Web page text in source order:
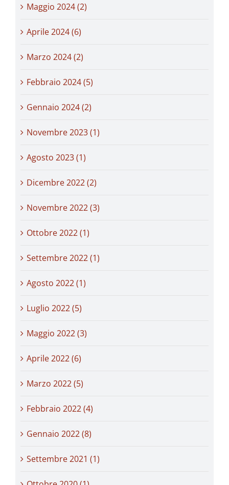
Maggio 2024 (2)
Aprile 2024 (6)
Marzo 2024 (2)
Febbraio 2024 (5)
Gennaio 2024 (2)
Novembre 2023 (1)
Agosto 2023 (1)
Dicembre 2022 (2)
Novembre 2022 (3)
Ottobre 2022 (1)
Settembre 2022 (1)
Agosto 2022 (1)
Luglio 2022 (5)
Maggio 2022 (3)
Aprile 2022 (6)
Marzo 2022 (5)
Febbraio 2022 (4)
Gennaio 2022 (8)
Settembre 2021 (1)